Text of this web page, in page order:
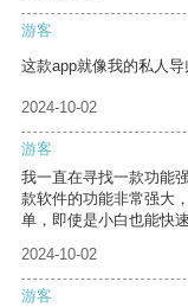
游客
这款app就像我的私人导
2024-10-02
游客
我一直在寻找一款功能
款软件的功能非常强大
单，即使是小白也能快速
2024-10-02
游客